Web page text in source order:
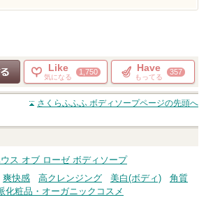
する
Like
気になる
1,750 Have
もってる
357
さくらふふふ ボディソープページの先頭へ
ス オブ ローゼ ボディソープ
爽快感 高クレンジング 美白(ボディ)
角質
化粧品・オーガニックコスメ